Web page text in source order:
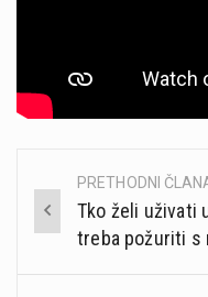
Post
navigation
PRETHODNI
Tko želi uživati
treba požuriti s